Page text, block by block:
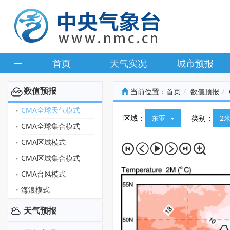
首页 天气实况 城市预报
数值预报
CMA全球天气模式
CMA全球集合模式
CMA区域模式
CMA区域集合模式
CMA台风模式
海浪模式
天气预报
当前位置： 首页 数值预报
区域： 东亚 类别： 2